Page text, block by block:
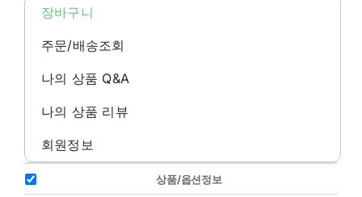
바이오플록/순환여과/순환여과 전용
수질관리
기술정보자료
장바구니
주문/배송조회
나의 상품 Q&A
나의 상품 리뷰
회원정보
상품/옵션정보